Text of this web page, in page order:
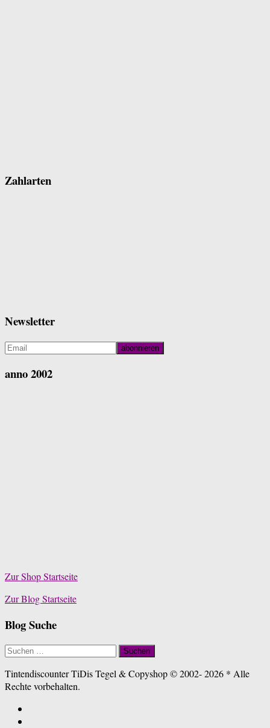
Zahlarten
Newsletter
anno 2002
Zur Shop Startseite
Zur Blog Startseite
Blog Suche
Suchen
Tintendiscounter TiDis Tegel & Copyshop © 2002- 2026 * Alle
Rechte vorbehalten.